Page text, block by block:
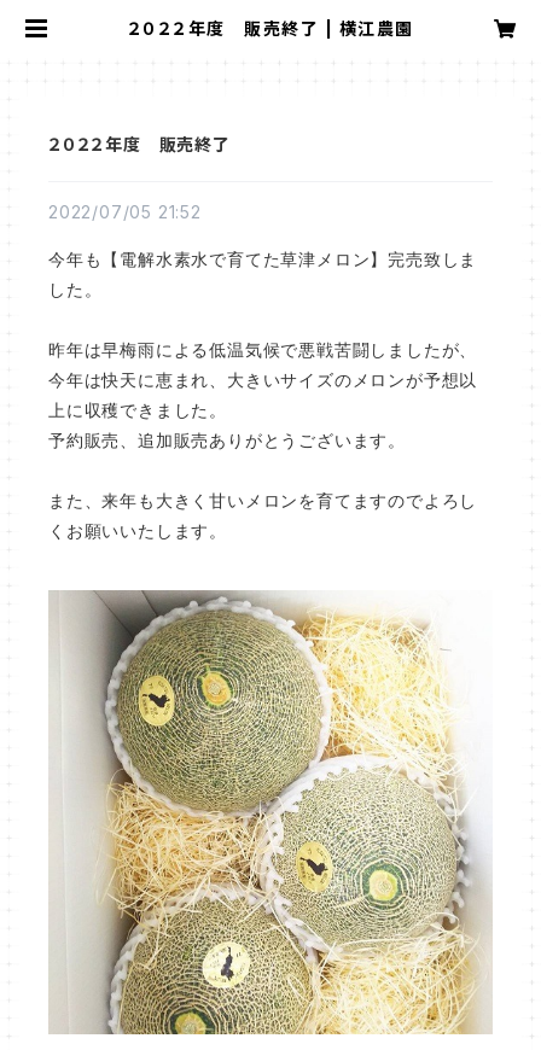
２０２２年度 販売終了 | 横江農園
２０２２年度 販売終了
2022/07/05 21:52
今年も【電解水素水で育てた草津メロン】完売致しま
した。
昨年は早梅雨による低温気候で悪戦苦闘しましたが、
今年は快天に恵まれ、大きいサイズのメロンが予想以
上に収穫できました。
予約販売、追加販売ありがとうございます。
また、来年も大きく甘いメロンを育てますのでよろし
くお願いいたします。